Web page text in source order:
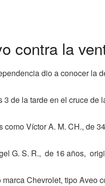
contra la
dio a conocer la
de la tarde en el cruce
como Víctor A. M. CH., de
G. S. R., de 16 años,
Chevrolet, tipo Aveo